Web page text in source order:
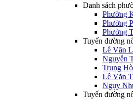
Danh sách
Phường
Phường
Phường
Tuyến đường
Lê Văn
Nguyễn
Trung
Lê Văn
Ngụy
Tuyến đường